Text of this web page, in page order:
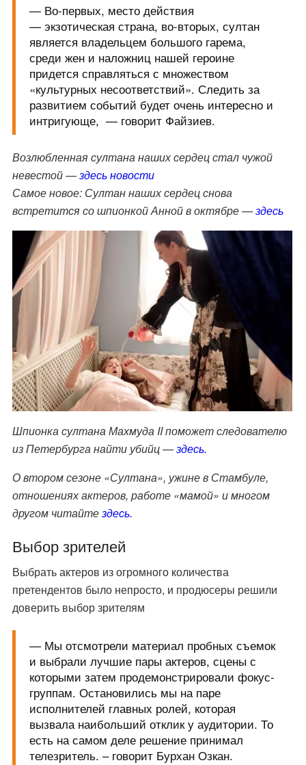
— Во-первых, место действия
— экзотическая страна, во-вторых, султан
является владельцем большого гарема,
среди жен и наложниц нашей героине
придется справляться с множеством
«культурных несоответствий». Следить за
развитием событий будет очень интересно и
интригующе, — говорит Файзиев.
Возлюбленная султана наших сердец стал чужой
невестой —здесь новости
Самое новое: Султан наших сердец снова
встретится со шпионкой Анной в октябре —здесь
Шпионка султана Махмуда II поможет следователю
из Петербурга найти убийц —здесь.
О втором сезоне «Султана», ужине в Стамбуле,
отношениях актеров, работе «мамой» и многом
другом читайтездесь.
Выбор зрителей
Выбрать актеров из огромного количества
претендентов было непросто, и продюсеры решили
доверить выбор зрителям
— Мы отсмотрели материал пробных съемок
и выбрали лучшие пары актеров, сцены с
которыми затем продемонстрировали фокус-
группам. Остановились мы на паре
исполнителей главных ролей, которая
вызвала наибольший отклик у аудитории. То
есть на самом деле решение принимал
телезритель. – говорит Бурхан Озкан.